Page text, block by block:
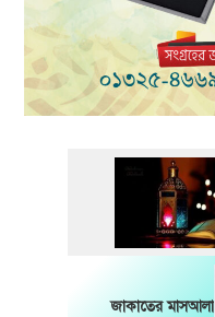
জাকাতের মাসআলা